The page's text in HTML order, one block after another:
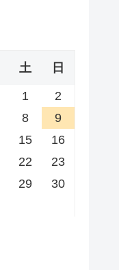
土 日
1
2
8
9
15
16
22
23
29
30